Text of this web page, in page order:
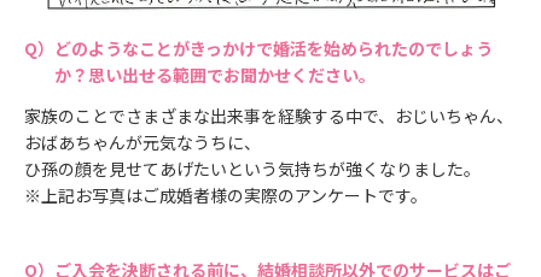
どのようなことがきっかけで婚活を始められたのでしょう
か？思い出せる範囲でお聞かせください。
家族のことでさまざまな出来事を経験する中で、おじいちゃん、
おばあちゃんが元気なうちに、
ひ孫の顔を見せてあげたいという気持ちが強くなりました。
※上記お写真はご成婚者様の実際のアンケートです。
ご入会を決断される前に、結婚相談所以外でのサービスはご